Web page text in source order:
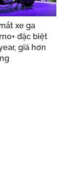
xe ga
đặc biệt
giá hơn